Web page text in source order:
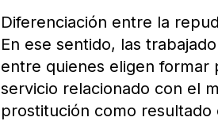
Diferenciación entre la
En ese sentido, las
entre quienes eligen formar
servicio relacionado con el
prostitución como resultado